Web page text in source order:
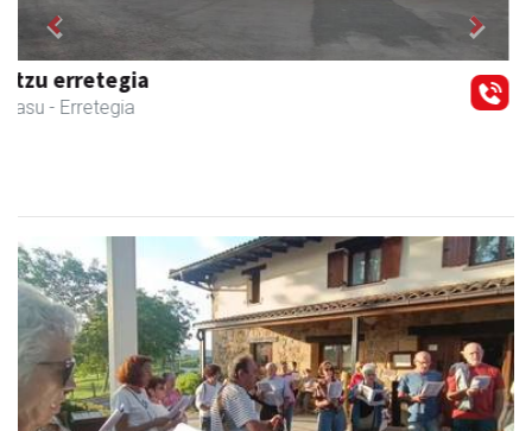
Osane belar eta eko denda
Urnieta - Akupuntura
Previous Next